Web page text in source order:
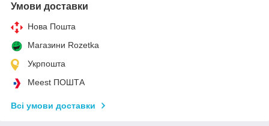
Умови доставки
Нова Пошта
Магазини Rozetka
Укрпошта
Meest ПОШТА
Всі умови доставки